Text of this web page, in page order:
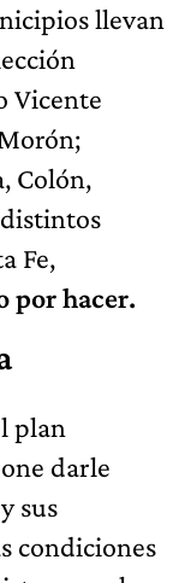
llevan
Vicente
Colón,
Fe,
por hacer.
plan
darle
sus
condiciones